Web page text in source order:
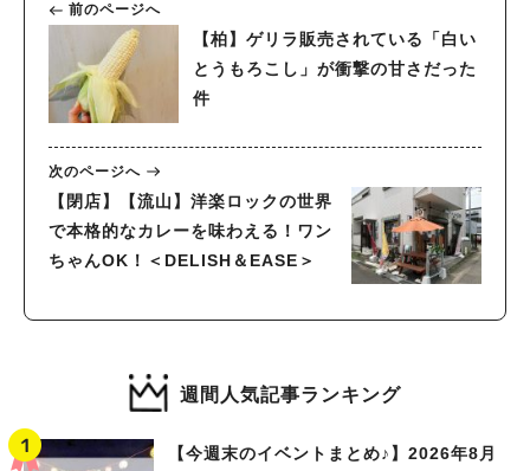
前のページへ
【柏】ゲリラ販売されている「白い
とうもろこし」が衝撃の甘さだった
件
次のページへ
【閉店】【流山】洋楽ロックの世界
で本格的なカレーを味わえる！ワン
ちゃんOK！＜DELISH＆EASE＞
週間人気記事ランキング
【今週末のイベントまとめ♪】2026年8月